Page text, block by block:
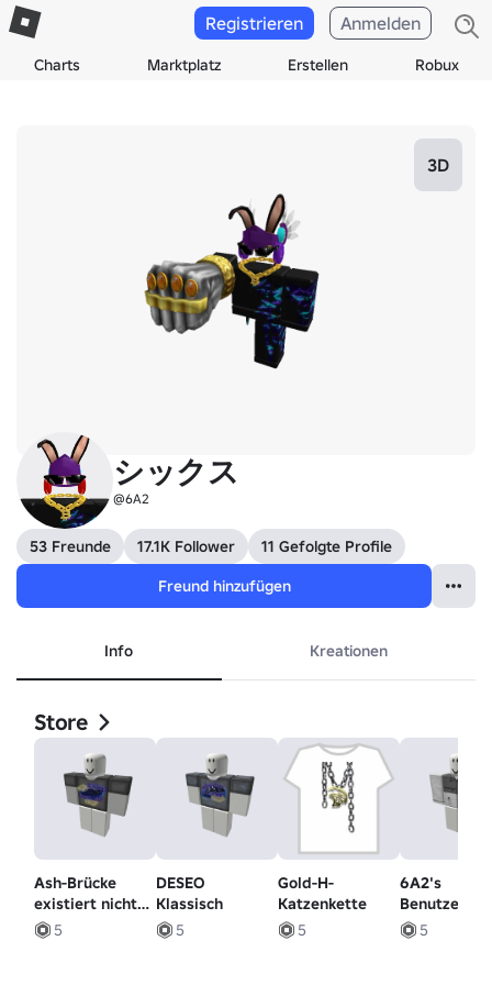
Charts Marktplatz Erstellen Robux
Registrieren Anmelden
3D
シックス
@6A2
53 Freunde 17.1K Follower
11 Gefolgte Profile
Freund hinzufügen
Info Kreationen
Store
Ash-Brücke
existiert nicht
V25
DESEO
Klassisch
5
Gold-H-
Katzenkette
5
6A2's
Jacke
5